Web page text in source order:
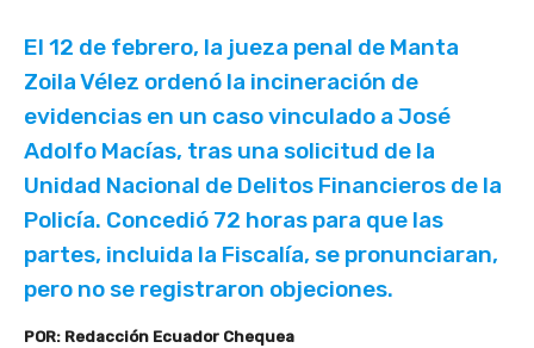
El 12 de febrero, la jueza penal de Manta
Zoila Vélez ordenó la incineración de
evidencias en un caso vinculado a José
Adolfo Macías, tras una solicitud de la
Unidad Nacional de Delitos Financieros de la
Policía. Concedió 72 horas para que las
partes, incluida la Fiscalía, se pronunciaran,
pero no se registraron objeciones.
POR: Redacción Ecuador Chequea